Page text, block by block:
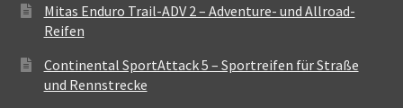
Mitas Enduro Trail-ADV 2 – Adventure- und Allroad-
Reifen
Continental SportAttack 5 – Sportreifen für Straße
und Rennstrecke